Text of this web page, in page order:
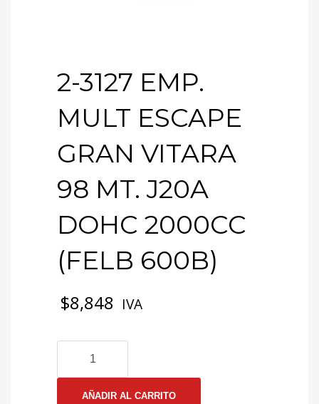
2-3127 EMP.
MULT ESCAPE
GRAN VITARA
98 MT. J20A
DOHC 2000CC
(FELB 600B)
$8,848 IVA
EMP.
MULTAÑADIR AL CARRITO